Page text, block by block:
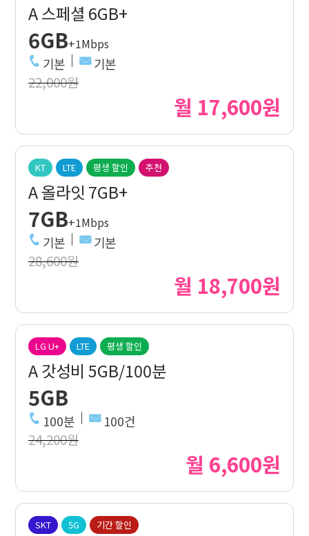
A 스페셜 6GB+
6GB+1Mbps
기본 기본
22,000원
월 17,600원
KT LTE 평생 할인 추천
A 올라잇 7GB+
7GB+1Mbps
기본 기본
28,600원
월 18,700원
LG U+ LTE 평생 할인
A 갓성비 5GB/100분
5GB
100분 100건
24,200원
월 6,600원
SKT 5G 기간 할인